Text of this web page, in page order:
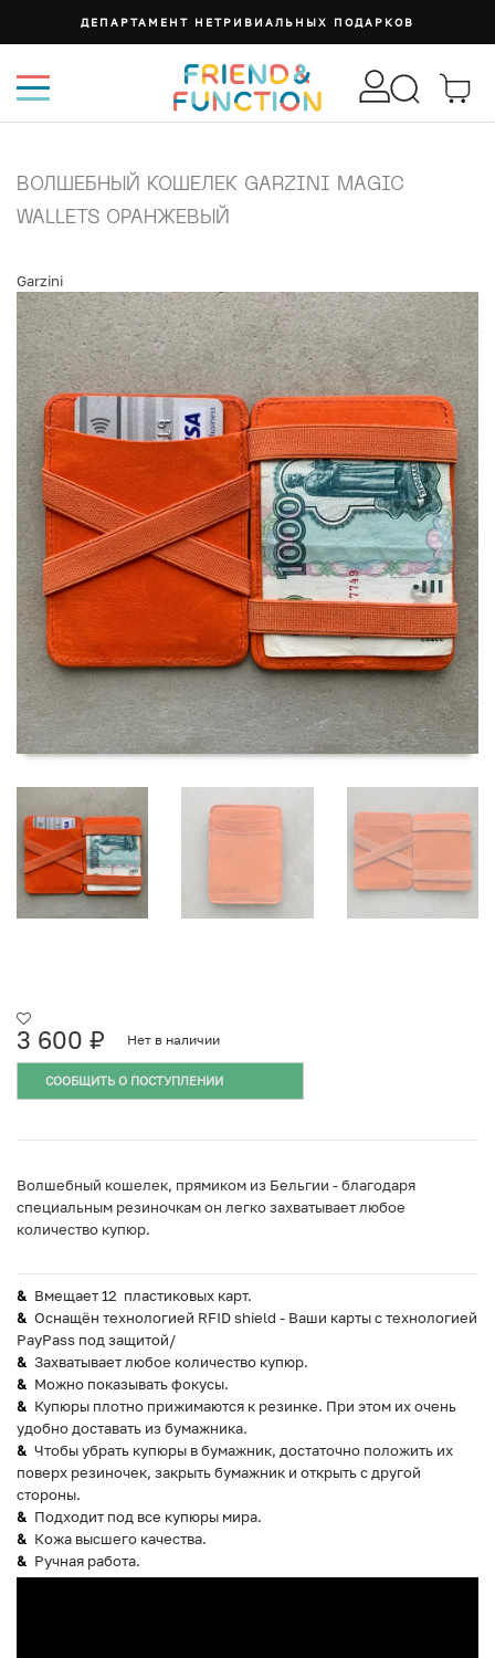
ДЕПАРТАМЕНТ НЕТРИВИАЛЬНЫХ ПОДАРКОВ
ВОЛШЕБНЫЙ КОШЕЛЕК GARZINI MAGIC
WALLETS ОРАНЖЕВЫЙ
Garzini
3 600 ₽ Нет в наличии
СООБЩИТЬ О ПОСТУПЛЕНИИ
Волшебный кошелек, прямиком из Бельгии - благодаря
специальным резиночкам он легко захватывает любое
количество купюр.
Вмещает 12 пластиковых карт.
Оснащён технологией RFID shield - Ваши карты с технологией
PayPass под защитой/
Захватывает любое количество купюр.
Можно показывать фокусы.
Купюры плотно прижимаются к резинке. При этом их очень
удобно доставать из бумажника.
Чтобы убрать купюры в бумажник, достаточно положить их
поверх резиночек, закрыть бумажник и открыть с другой
стороны.
Подходит под все купюры мира.
Кожа высшего качества.
Ручная работа.